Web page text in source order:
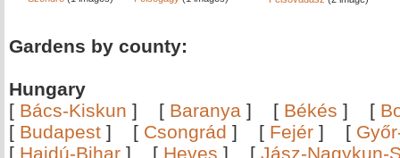
Gardens by county:
Hungary
[ Bács-Kiskun ] [ Baranya ] [ Békés ] [
[ Budapest ] [ Csongrád ] [ Fejér ] [
[ Hajdú-Bihar ] [ Heves ] [ Jász-Nagykun-